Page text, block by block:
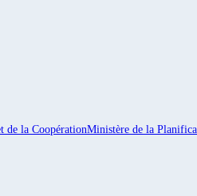
de la CoopérationMinistère de la